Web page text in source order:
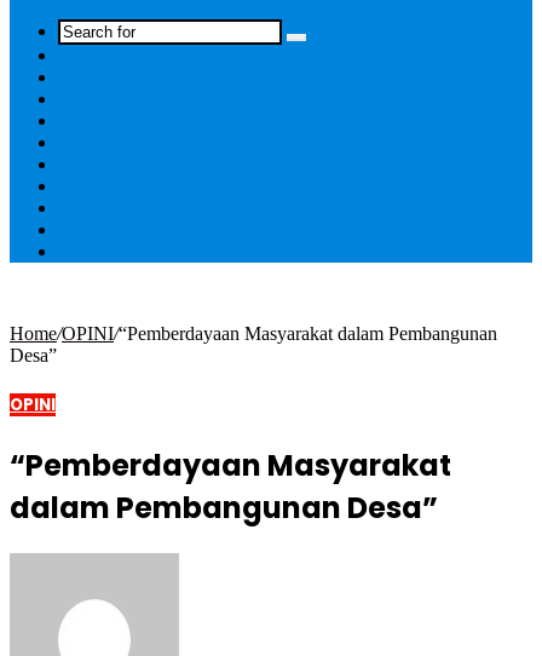
Home/OPINI/“Pemberdayaan Masyarakat dalam Pembangunan
Desa”
OPINI
“Pemberdayaan Masyarakat
dalam Pembangunan Desa”